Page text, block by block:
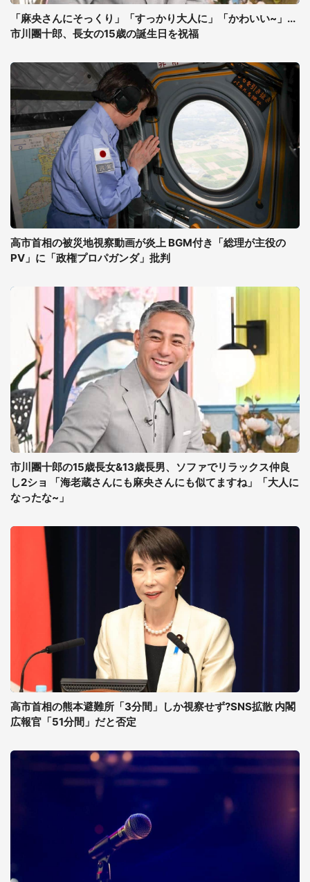
「麻央さんにそっくり」「すっかり大人に」「かわいい~」...
市川團十郎、長女の15歳の誕生日を祝福
高市首相の被災地視察動画が炎上 BGM付き「総理が主役の
PV」に「政権プロパガンダ」批判
市川團十郎の15歳長女&13歳長男、ソファでリラックス仲良
し2ショ 「海老蔵さんにも麻央さんにも似てますね」「大人に
なったな~」
高市首相の熊本避難所「3分間」しか視察せず?SNS拡散 内閣
広報官「51分間」だと否定